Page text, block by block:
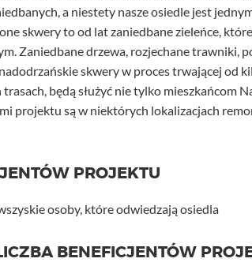
a niestety nasze osiedle jest
skwery to od lat zaniedbane zieleńce,
Zaniedbane drzewa, rozjechane trawniki,
skwery w proces trwającej od
trasach, będą służyć nie tylko mieszkańcom
projektu są w niektórych lokalizacjach
PROJEKTU
osoby, które odwiedzają osiedla
BENEFICJENTÓW